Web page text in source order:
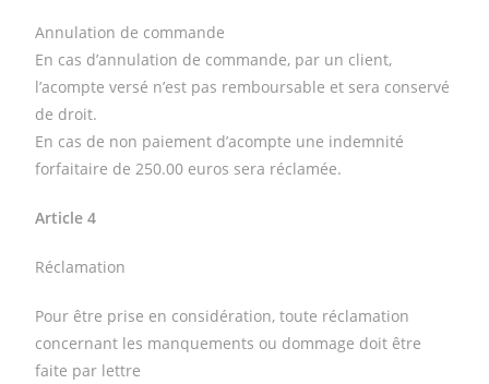
Annulation de commande
En cas d’annulation de commande, par un client,
l’acompte versé n’est pas remboursable et sera conservé
de droit.
En cas de non paiement d’acompte une indemnité
forfaitaire de 250.00 euros sera réclamée.
Article 4
Réclamation
Pour être prise en considération, toute réclamation
concernant les manquements ou dommage doit être
faite par lettre